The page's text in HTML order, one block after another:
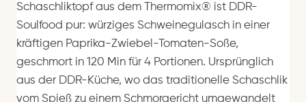
Schaschliktopf aus dem Thermomix® ist DDR-
Soulfood pur: würziges Schweinegulasch in einer
kräftigen Paprika-Zwiebel-Tomaten-Soße,
geschmort in 120 Min für 4 Portionen. Ursprünglich
aus der DDR-Küche, wo das traditionelle Schaschlik
vom Spieß zu einem Schmorgericht umgewandelt